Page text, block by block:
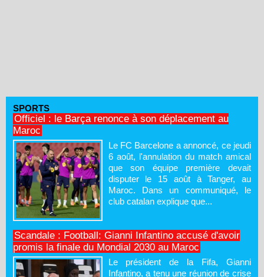
SPORTS
Officiel : le Barça renonce à son déplacement au
Maroc
Le FC Barcelone a annoncé, ce jeudi
6 août, l'annulation du match amical
que son équipe première devait
disputer le 15 août à Tanger, au
Maroc. Dans un communiqué, le
club catalan explique que...
Scandale : Football: Gianni Infantino accusé d'avoir
promis la finale du Mondial 2030 au Maroc
Le président de la Fifa, Gianni
Infantino, a tenu une réunion de crise